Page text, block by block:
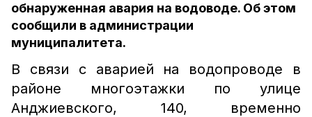
обнаруженная авария на водоводе. Об этом
сообщили в администрации
муниципалитета.
В связи с аварией на водопроводе в
районе многоэтажки по улице
Анджиевского, 140, временно